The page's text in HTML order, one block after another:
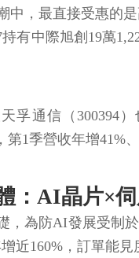
中，最直接受惠的
有中際旭創19萬
孚通信（300394
第1季營收年增41%
：AI晶片×
，為防AI發展受制
近160%，訂單能見